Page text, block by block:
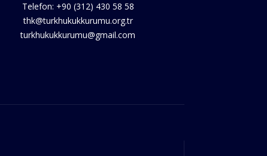
Telefon: +90 (312) 430 58 58
thk@turkhukukkurumu.org.tr
turkhukukkurumu@gmail.com